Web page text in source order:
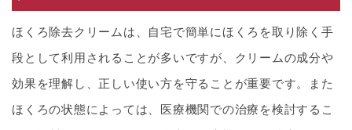
ほくろ除去クリームは、自宅で簡単にほくろを取り除く手
段として利用されることが多いですが、クリームの成分や
効果を理解し、正しい使い方を守ることが重要です。また
ほくろの状態によっては、医療機関での治療を検討するこ